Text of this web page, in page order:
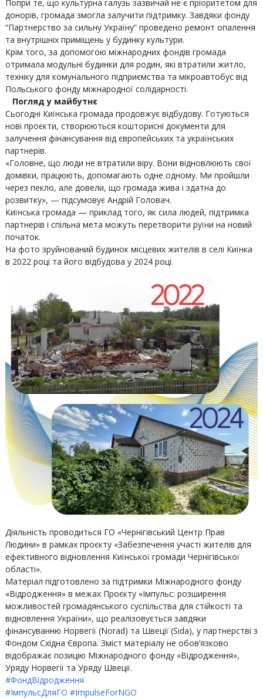
Попри те, що культурна галузь зазвичай не є пріоритетом для
донорів, громада змогла залучити підтримку. Завдяки фонду
“Партнерство за сильну Україну” проведено ремонт опалення
та внутрішніх приміщень у будинку культури.
Крім того, за допомогою міжнародних фондів громада
отримала модульні будинки для родин, які втратили житло,
техніку для комунального підприємства та мікроавтобус від
Польського фонду міжнародної солідарності.
Погляд у майбутнє
Сьогодні Киїнська громада продовжує відбудову. Готуються
нові проєкти, створюються кошторисні документи для
залучення фінансування від європейських та українських
партнерів.
«Головне, що люди не втратили віру. Вони відновлюють свої
домівки, працюють, допомагають одне одному. Ми пройшли
через пекло, але довели, що громада жива і здатна до
розвитку», — підсумовує Андрій Головач.
Киїнська громада — приклад того, як сила людей, підтримка
партнерів і спільна мета можуть перетворити руїни на новий
початок.
На фото зруйнований будинок місцевих жителів в селі Киїнка
в 2022 році та його відбудова у 2024 році.
Діяльність проводиться ГО «Чернігівський Центр Прав
Людини» в рамках проєкту «Забезпечення участі жителів для
ефективного відновлення Киїнської громади Чернігівської
області».
Матеріал підготовлено за підтримки Міжнародного фонду
«Відродження» в межах Проєкту «Імпульс: розширення
можливостей громадянського суспільства для стійкості та
відновлення України», що реалізовується завдяки
фінансуванню Норвегії (Norad) та Швеції (Sida), у партнерстві з
Фондом Східна Європа. Зміст матеріалу не обов’язково
відображає позицію Міжнародного фонду «Відродження»,
Уряду Норвегії та Уряду Швеції.
#ФондВідродження
#ІмпульсДляГО #ImpulseForNGO